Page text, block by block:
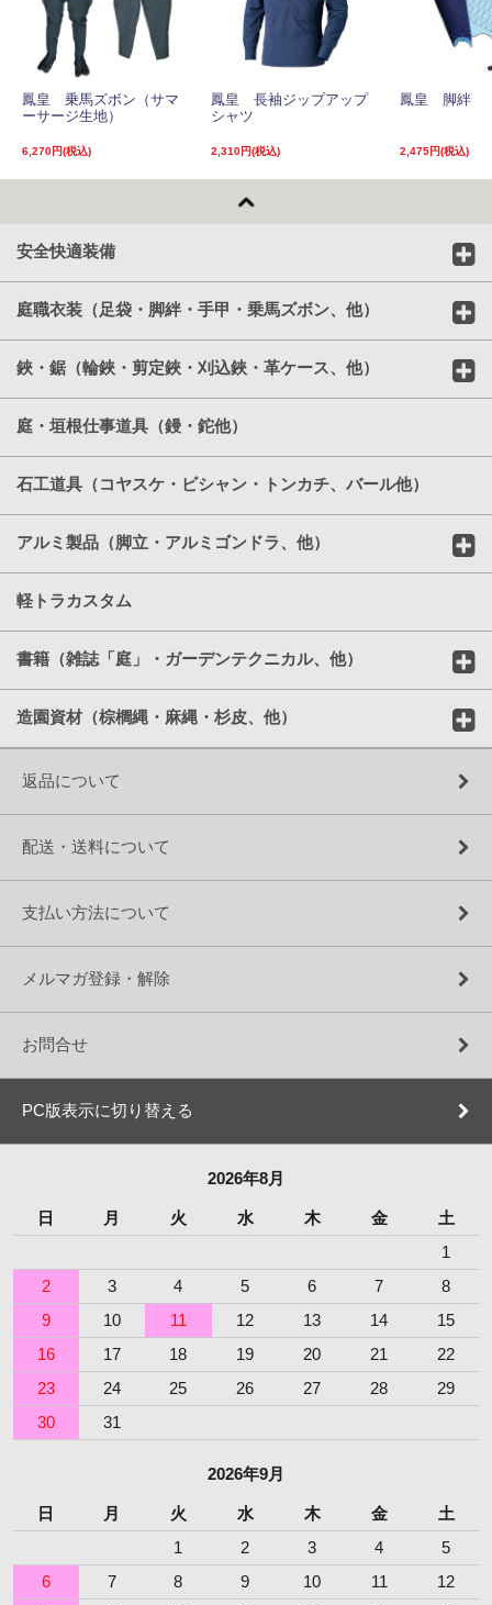
鳳皇 乗馬ズボン（サマ
ーサージ生地）
6,270円(税込)
鳳皇 長袖ジップアップ
シャツ
2,310円(税込)
鳳皇 脚絆
2,475円(税込)
安全快適装備
庭職衣装（足袋・脚絆・手甲・乗馬ズボン、他）
鋏・鋸（輪鋏・剪定鋏・刈込鋏・革ケース、他）
庭・垣根仕事道具（鏝・鉈他）
石工道具（コヤスケ・ビシャン・トンカチ、バール他）
アルミ製品（脚立・アルミゴンドラ、他）
軽トラカスタム
書籍（雑誌「庭」・ガーデンテクニカル、他）
造園資材（棕櫚縄・麻縄・杉皮、他）
返品について
配送・送料について
支払い方法について
メルマガ登録・解除
お問合せ
PC版表示に切り替える
2026年8月
日 月 火 水 木 金
土
1
2
3 4 5 6 7
8
9
10 11 12 13 14
15
16
17 18 19 20 21
22
23
24 25 26 27 28
29
30
31
2026年9月
日 月 火 水 木 金
土
1
2 3 4
5
6
7 8 9 10 11
12